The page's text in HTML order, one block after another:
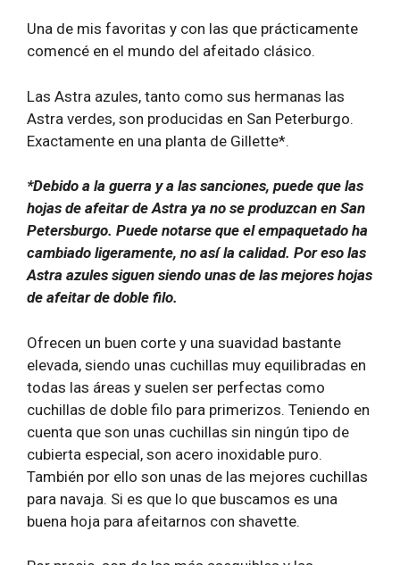
Una de mis favoritas y con las que prácticamente
comencé en el mundo del afeitado clásico.
Las Astra azules, tanto como sus hermanas las
Astra verdes, son producidas en San Peterburgo.
Exactamente en una planta de Gillette*.
*Debido a la guerra y a las sanciones, puede que las
hojas de afeitar de Astra ya no se produzcan en San
Petersburgo. Puede notarse que el empaquetado ha
cambiado ligeramente, no así la calidad. Por eso las
Astra azules siguen siendo unas de las mejores hojas
de afeitar de doble filo.
Ofrecen un buen corte y una suavidad bastante
elevada, siendo unas cuchillas muy equilibradas en
todas las áreas y suelen ser perfectas como
cuchillas de doble filo para primerizos. Teniendo en
cuenta que son unas cuchillas sin ningún tipo de
cubierta especial, son acero inoxidable puro.
También por ello son unas de las mejores cuchillas
para navaja. Si es que lo que buscamos es una
buena hoja para afeitarnos con shavette.